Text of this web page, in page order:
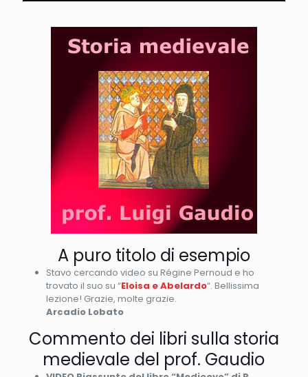
A puro titolo di esempio
Stavo cercando video su Régine Pernoud e ho
trovato il suo su “Eloisa e Abelardo“. Bellissima
lezione! Grazie, molte grazie.
Arcadio Lobato
Commento dei libri sulla storia
medievale del prof. Gaudio